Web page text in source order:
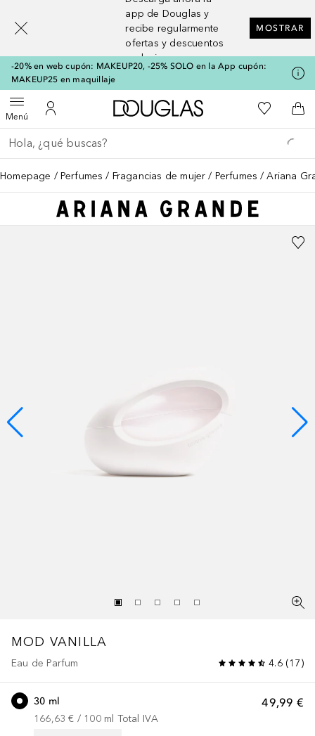
app de Douglas y
recibe regularmente
ofertas y descuentos
exclusivos
MOSTRAR
-20% en web cupón: MAKEUP20, -25% SOLO en la App cupón:
MAKEUP25 en maquillaje
MenúAbrir menúMi cuenta
A Douglas HomeMi lista de
A
Regresar
Ejecutar búsqueda
Homepage Perfumes Fragancias de mujer Perfumes Ariana
MOD VANILLA
Eau de Parfum 4.6(17)
49,99 €
30 ml
166,63 € / 100 ml Total IVA
[navigation.slideout.screenreader]